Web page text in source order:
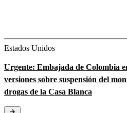
Estados Unidos
Urgente: Embajada de Colombia
versiones sobre suspensión del
drogas de la Casa Blanca